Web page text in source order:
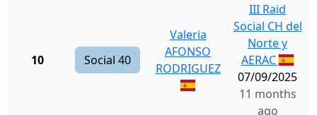
10 Social 40
Valeria
AFONSO
RODRIGUEZ
III Raid
Social CH del
Norte y
AERAC
07/09/2025
11 months
ago